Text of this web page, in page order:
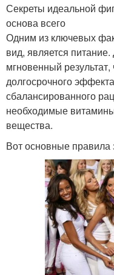
Секреты идеальной
основа всего
Одним из ключевых
вид, является
мгновенный
долгосрочного
сбалансированного
необходимые
вещества.
Вот основные правила